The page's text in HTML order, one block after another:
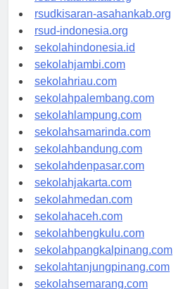
rsud-natunakab.org
rsudkisaran-asahankab.org
rsud-indonesia.org
sekolahindonesia.id
sekolahjambi.com
sekolahriau.com
sekolahpalembang.com
sekolahlampung.com
sekolahsamarinda.com
sekolahbandung.com
sekolahdenpasar.com
sekolahjakarta.com
sekolahmedan.com
sekolahaceh.com
sekolahbengkulu.com
sekolahpangkalpinang.com
sekolahtanjungpinang.com